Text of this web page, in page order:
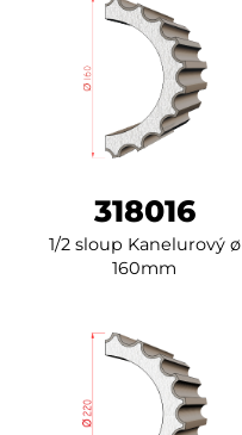
318016
1/2 sloup Kanelurový ø
160mm